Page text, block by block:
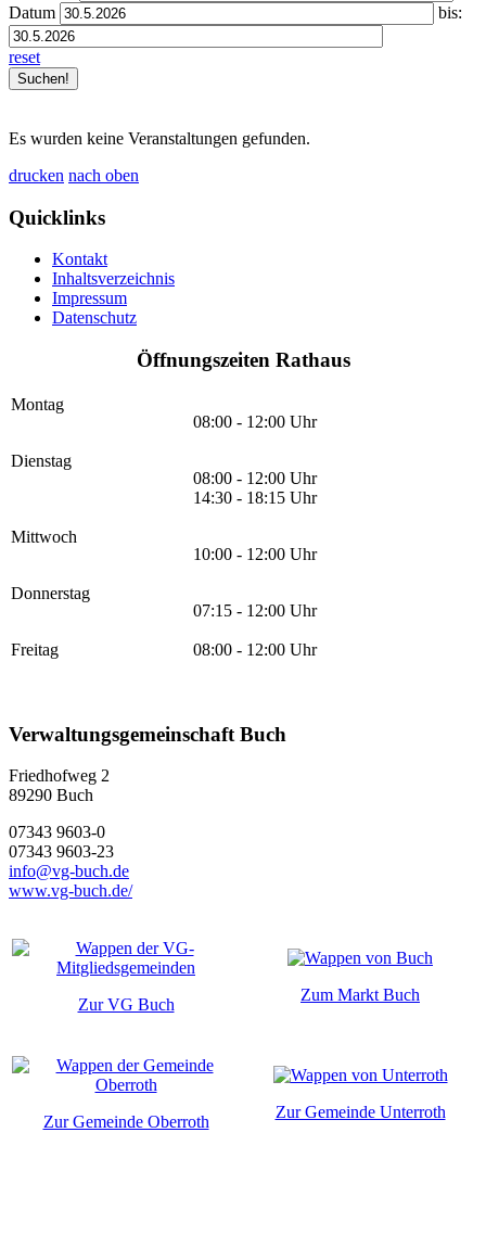
Datum
bis:
reset
Es wurden keine Veranstaltungen gefunden.
drucken nach oben
Quicklinks
Kontakt
Inhaltsverzeichnis
Impressum
Datenschutz
Öffnungszeiten Rathaus
Montag
08:00 - 12:00 Uhr
Dienstag
08:00 - 12:00 Uhr
14:30 - 18:15 Uhr
Mittwoch
10:00 - 12:00 Uhr
Donnerstag
07:15 - 12:00 Uhr
Freitag 08:00 - 12:00 Uhr
Verwaltungsgemeinschaft Buch
Friedhofweg 2
89290 Buch
07343 9603-0
07343 9603-23
info@vg-buch.de
www.vg-buch.de/
Zur VG Buch
Zum Markt Buch
Zur Gemeinde Oberroth
Zur Gemeinde Unterroth